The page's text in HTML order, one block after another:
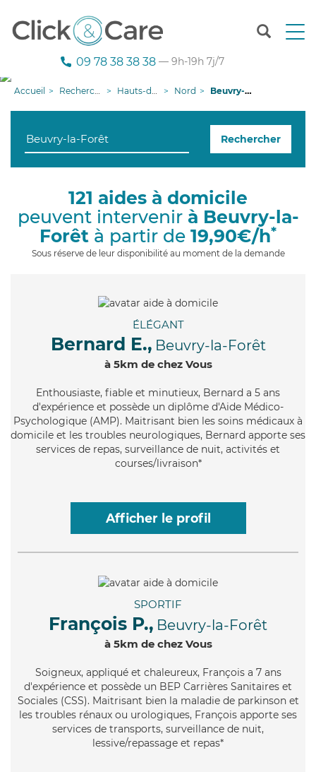
T
n
g
i
09 78 38 38 38 — 9h-19h 7j/7
Accueil Recherche aide à domicile Hauts-de-France Nord Beuvry-la-Forêt
Rechercher
121 aides à domicile
peuvent intervenir à Beuvry-la-
Forêt à partir de 19,90€/h*
Sous réserve de leur disponibilité au moment de la demande
ÉLÉGANT
Bernard E., Beuvry-la-Forêt
à 5km de chez Vous
Enthousiaste, fiable et minutieux, Bernard a 5 ans
d'expérience et possède un diplôme d'Aide Médico-
Psychologique (AMP). Maitrisant bien les soins médicaux à
domicile et les troubles neurologiques, Bernard apporte ses
services de repas, surveillance de nuit, activités et
courses/livraison*
Afficher le profil
SPORTIF
François P., Beuvry-la-Forêt
à 5km de chez Vous
Soigneux, appliqué et chaleureux, François a 7 ans
d'expérience et possède un BEP Carrières Sanitaires et
Sociales (CSS). Maitrisant bien la maladie de parkinson et
les troubles rénaux ou urologiques, François apporte ses
services de transports, surveillance de nuit,
lessive/repassage et repas*